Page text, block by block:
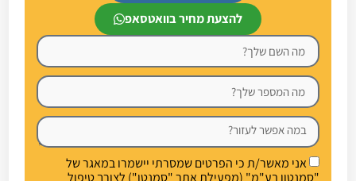
להצעת מחיר בוואטסאפ
אני מאשר/ת כי הפרטים שמסרתי יישמרו במאגר של
"סמנטוו בע"מ" (מפעילת אתר "סמנטו") לצורך טיפול